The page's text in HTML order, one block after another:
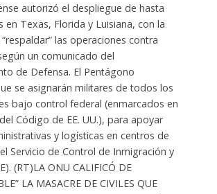
autorizó el despliegue de hasta
en Texas, Florida y Luisiana, con la
las operaciones contra
un comunicado del
de Defensa. El Pentágono
se asignarán militares de todos los
bajo control federal (enmarcados en
Código de EE. UU.), para apoyar
y logísticas en centros de
Servicio de Control de Inmigración y
(RT)LA ONU CALIFICÓ DE
LA MASACRE DE CIVILES QUE